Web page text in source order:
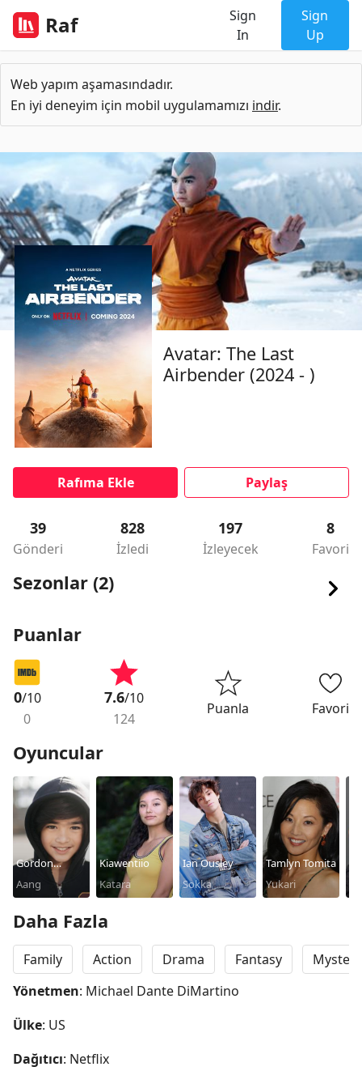
Raf
Sign
In
Sign
Up
Web yapım aşamasındadır.
En iyi deneyim için mobil uygulamamızı indir.
Avatar: The Last
Airbender (2024 - )
Rafıma Ekle Paylaş
39
Gönderi
828
İzledi
197
İzleyecek
8
Favori
Sezonlar (2)
Puanlar
0/10
0
7.6/10
124
Puanla Favori
Oyuncular
Gordon
Cormier
Aang
Kiawentiio
Katara
Ian Ousley
Sokka
Tamlyn Tomita
Yukari
Daha Fazla
Family Action Drama Fantasy
Mystery
Yönetmen: Michael Dante DiMartino
Ülke: US
Dağıtıcı: Netflix